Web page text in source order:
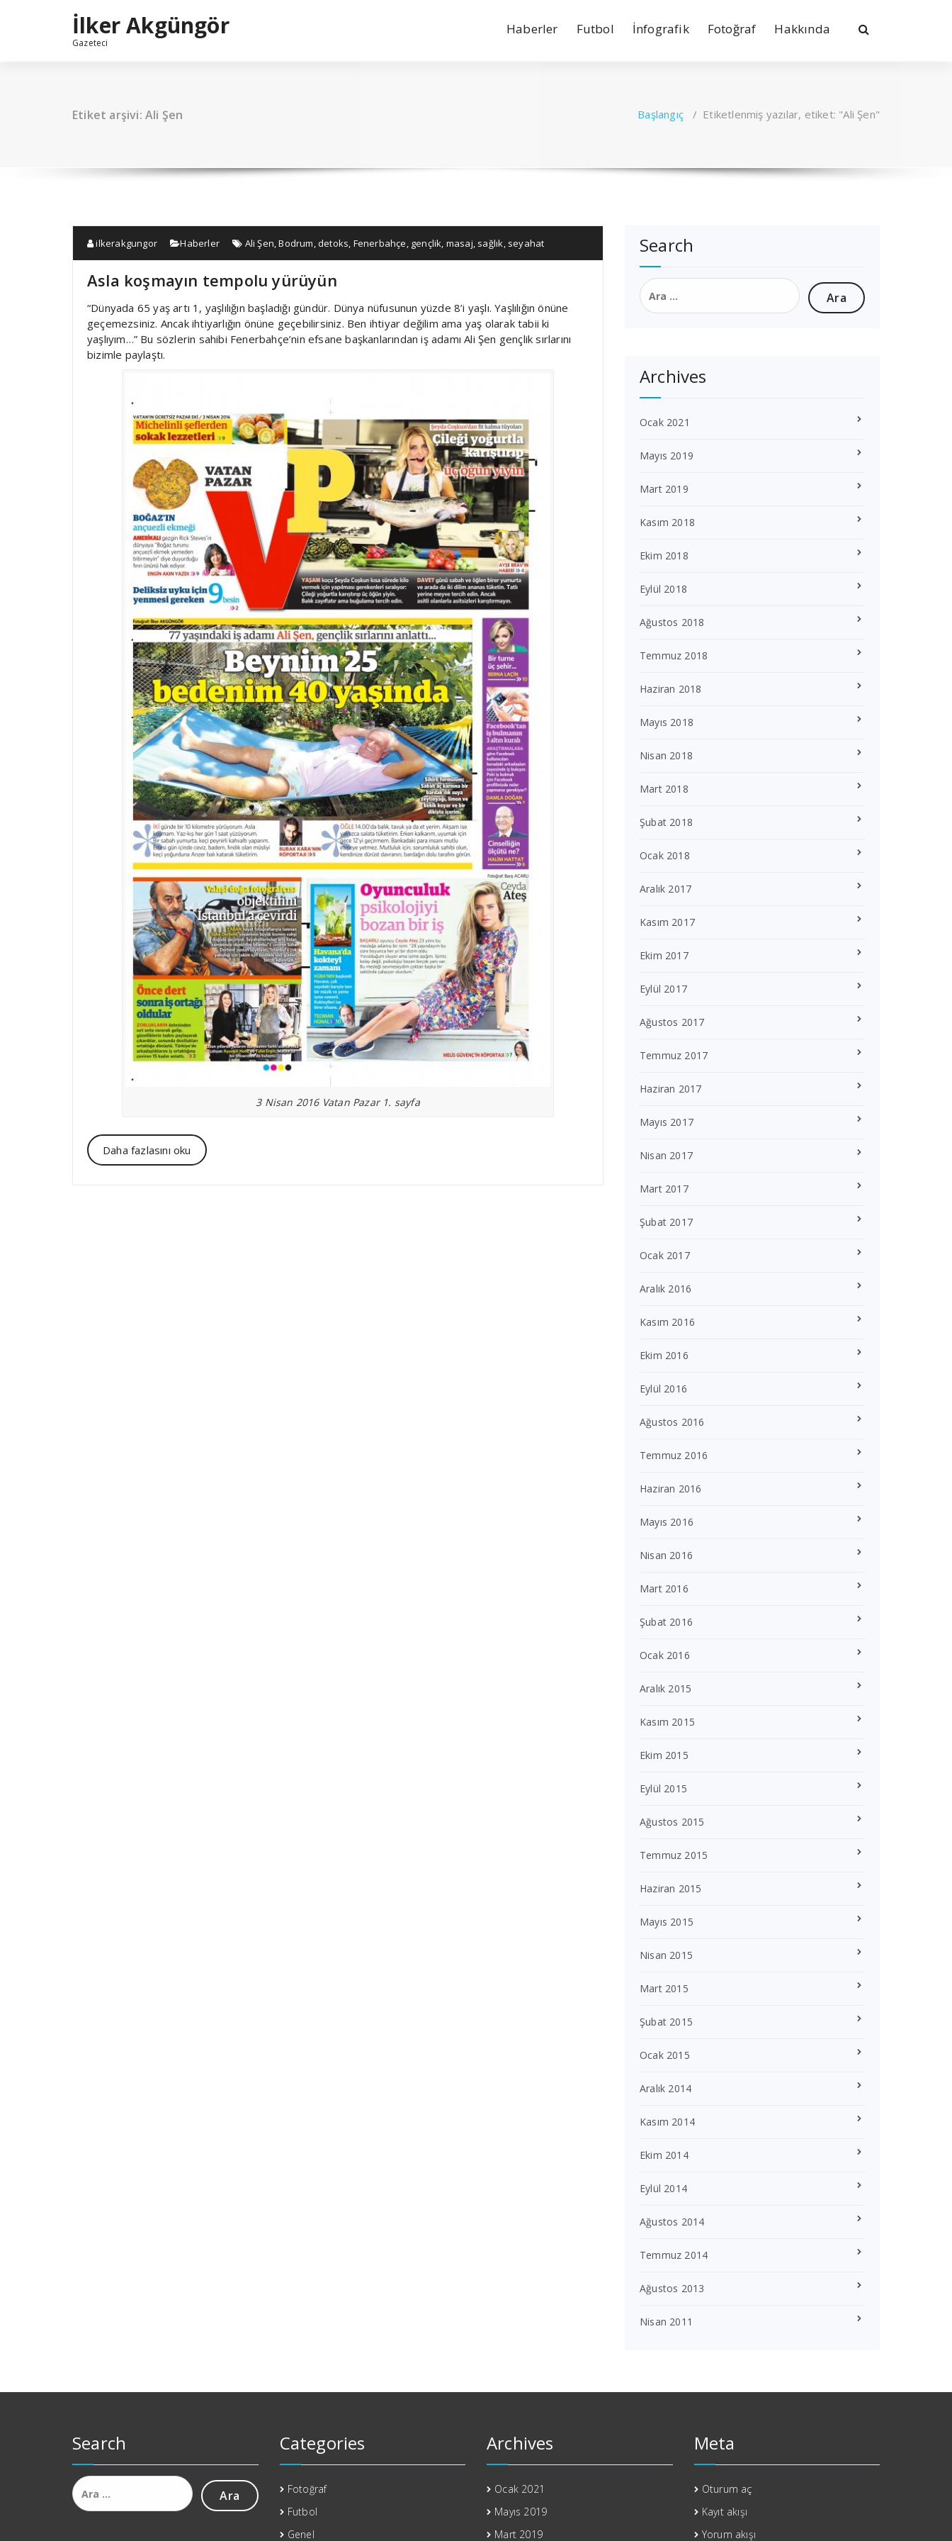
İlker Akgüngör
Gazeteci
Haberler Futbol İnfografik Fotoğraf Hakkında
Etiket arşivi: Ali Şen Başlangıç/ Etiketlenmiş yazılar, etiket: "Ali Şen"
ilkerakgungor Haberler Ali Şen,Bodrum,detoks, Fenerbahçe, gençlik, masaj, sağlık, seyahat
Asla koşmayın tempolu yürüyün
“Dünyada 65 yaş artı 1, yaşlılığın başladığı gündür. Dünya nüfusunun yüzde 8’i yaşlı. Yaşlılığın önüne
geçemezsiniz. Ancak ihtiyarlığın önüne geçebilirsiniz. Ben ihtiyar değilim ama yaş olarak tabii ki
yaşlıyım…” Bu sözlerin sahibi Fenerbahçe’nin efsane başkanlarından iş adamı Ali Şen gençlik sırlarını
bizimle paylaştı.
3 Nisan 2016 Vatan Pazar 1. sayfa
Daha fazlasını oku
Search
Arama:
Archives
Ocak 2021
Mayıs 2019
Mart 2019
Kasım 2018
Ekim 2018
Eylül 2018
Ağustos 2018
Temmuz 2018
Haziran 2018
Mayıs 2018
Nisan 2018
Mart 2018
Şubat 2018
Ocak 2018
Aralık 2017
Kasım 2017
Ekim 2017
Eylül 2017
Ağustos 2017
Temmuz 2017
Haziran 2017
Mayıs 2017
Nisan 2017
Mart 2017
Şubat 2017
Ocak 2017
Aralık 2016
Kasım 2016
Ekim 2016
Eylül 2016
Ağustos 2016
Temmuz 2016
Haziran 2016
Mayıs 2016
Nisan 2016
Mart 2016
Şubat 2016
Ocak 2016
Aralık 2015
Kasım 2015
Ekim 2015
Eylül 2015
Ağustos 2015
Temmuz 2015
Haziran 2015
Mayıs 2015
Nisan 2015
Mart 2015
Şubat 2015
Ocak 2015
Aralık 2014
Kasım 2014
Ekim 2014
Eylül 2014
Ağustos 2014
Temmuz 2014
Ağustos 2013
Nisan 2011
Search
Arama:
Categories
Fotoğraf
Futbol
Genel
Archives
Ocak 2021
Mayıs 2019
Mart 2019
Meta
Oturum aç
Kayıt akışı
Yorum akışı